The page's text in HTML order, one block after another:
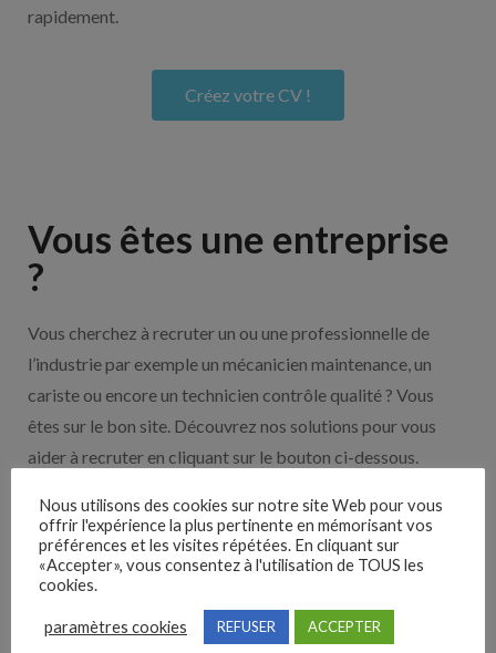
rapidement.
Créez votre CV !
Vous êtes une entreprise
?
Vous cherchez à recruter un ou une professionnelle de
l’industrie par exemple un mécanicien maintenance, un
cariste ou encore un technicien contrôle qualité ? Vous
êtes sur le bon site. Découvrez nos solutions pour vous
aider à recruter en cliquant sur le bouton ci-dessous.
Nos solutions entreprises
Découvrez nos partenaires ! Moteurs de recherches,
multidiffuseurs, sites payant… nombreux sont nos
Nous utilisons des cookies sur notre site Web pour vous
offrir l'expérience la plus pertinente en mémorisant vos
préférences et les visites répétées. En cliquant sur
«Accepter», vous consentez à l'utilisation de TOUS les
cookies.
paramètres cookies REFUSER ACCEPTER